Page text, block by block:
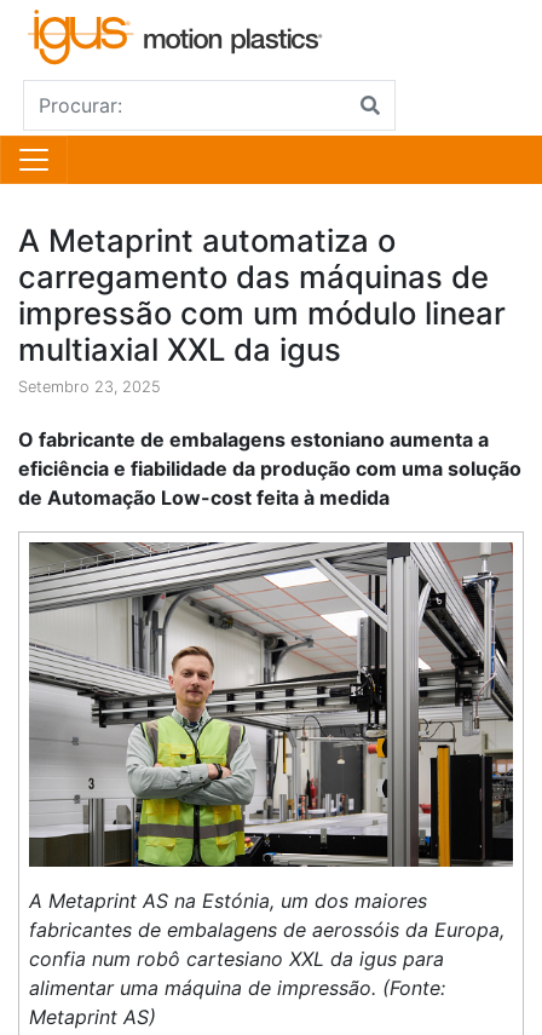
A Metaprint automatiza o
carregamento das máquinas de
impressão com um módulo linear
multiaxial XXL da igus
Setembro 23, 2025
O fabricante de embalagens estoniano aumenta a
eficiência e fiabilidade da produção com uma solução
de Automação Low-cost feita à medida
A Metaprint AS na Estónia, um dos maiores
fabricantes de embalagens de aerossóis da Europa,
confia num robô cartesiano XXL da igus para
alimentar uma máquina de impressão. (Fonte:
Metaprint AS)